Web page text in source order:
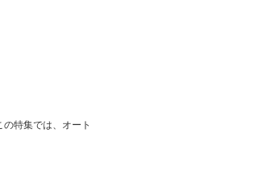
特集では、オート